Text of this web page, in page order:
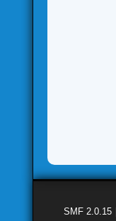
SMF 2.0.15